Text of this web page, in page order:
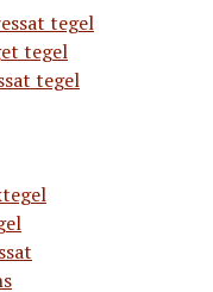
tegel
tegel
tegel